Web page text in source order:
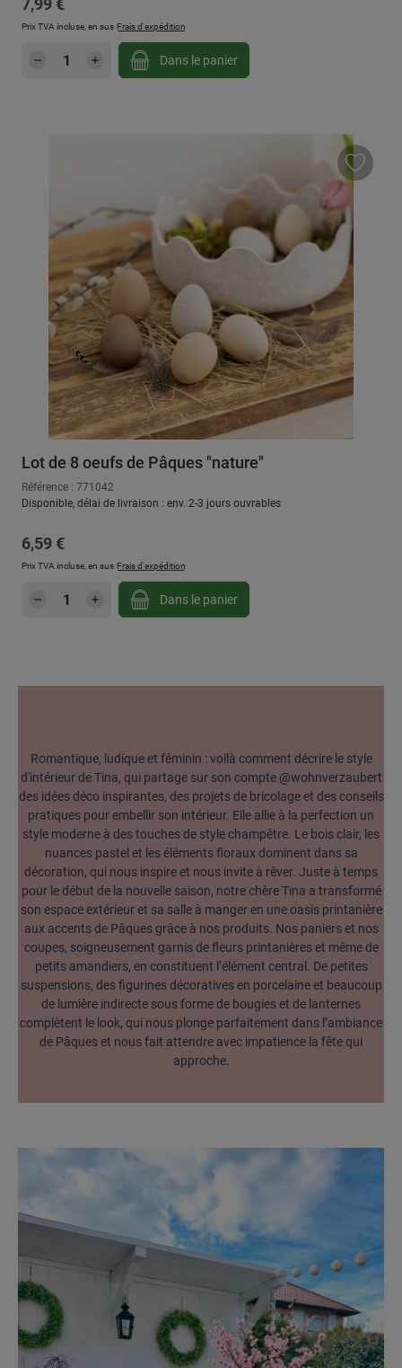
7,99 €
Prix TVA incluse, en sus Frais d'expédition
Quantité de produit : Entrez la quantité
Dans le panier
Lot de 8 oeufs de Pâques "nature"
Référence : 771042
Disponible, délai de livraison : env. 2-3 jours ouvrables
Prix régulier :
6,59 €
Prix TVA incluse, en sus Frais d'expédition
Quantité de produit : Entrez la quantité
Dans le panier
Romantique, ludique et féminin : voilà comment décrire le style
d'intérieur de Tina, qui partage sur son compte @wohnverzaubert
des idées déco inspirantes, des projets de bricolage et des conseils
pratiques pour embellir son intérieur. Elle allie à la perfection un
style moderne à des touches de style champêtre. Le bois clair, les
nuances pastel et les éléments floraux dominent dans sa
décoration, qui nous inspire et nous invite à rêver. Juste à temps
pour le début de la nouvelle saison, notre chère Tina a transformé
son espace extérieur et sa salle à manger en une oasis printanière
aux accents de Pâques grâce à nos produits. Nos paniers et nos
coupes, soigneusement garnis de fleurs printanières et même de
petits amandiers, en constituent l’élément central. De petites
suspensions, des figurines décoratives en porcelaine et beaucoup
de lumière indirecte sous forme de bougies et de lanternes
complètent le look, qui nous plonge parfaitement dans l’ambiance
de Pâques et nous fait attendre avec impatience la fête qui
approche.